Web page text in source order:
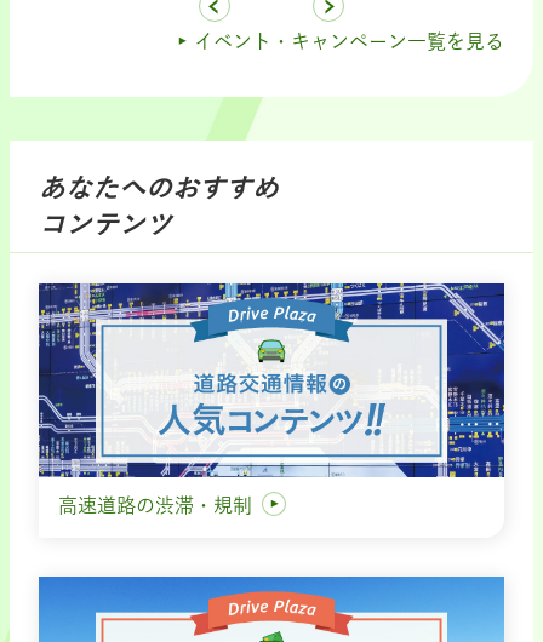
イベント・キャンペーン一覧を見る
あなたへのおすすめ
コンテンツ
高速道路の渋滞・規制